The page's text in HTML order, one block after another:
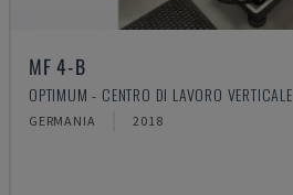
MF 4-B
OPTIMUM - CENTRO DI LAVORO VERTICALE
GERMANIA 2018